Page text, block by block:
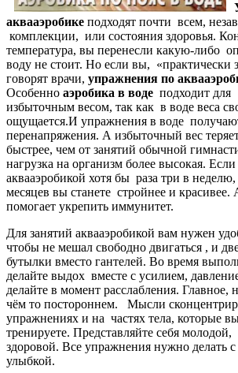
аквааэробике подходят почти всем,
комплекции, или состояния здоровья.
температура, вы перенесли какую-либо
воду не стоит. Но если вы, «практически
говорят врачи, упражнения по
Особенно аэробика в воде подходит
избыточным весом, так как в воде веса
ощущается.И упражнения в воде
перенапряжения. А избыточный вес
быстрее, чем от занятий обычной
нагрузка на организм более высокая. Если
аквааэробикой хотя бы раза три в
месяцев вы станете стройнее и красивее.
помогает укрепить иммунитет.
Для занятий аквааэробикой вам нужен
чтобы не мешал свободно двигаться , и
бутылки вместо гантелей. Во время
делайте выдох вместе с усилием,
делайте в момент расслабления.
чём то постороннем. Мысли
упражнениях и на частях тела, которые
тренируете. Представляйте себя
здоровой. Все упражнения нужно делать
улыбкой.